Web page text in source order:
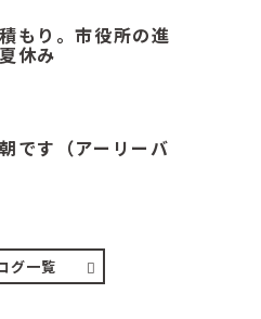
もり。市役所の進
休み
です（アーリーバ
グ一覧